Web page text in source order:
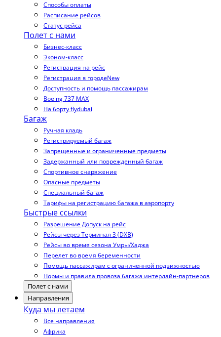
Способы оплаты
Расписание рейсов
Статус рейса
Полет с нами
Бизнес-класс
Эконом-класс
Регистрация на рейс
Регистрация в городеNew
Доступность и помощь пассажирам
Boeing 737 MAX
На борту flydubai
Багаж
Ручная кладь
Регистрируемый багаж
Запрещенные и ограниченные предметы
Задержанный или поврежденный багаж
Спортивное снаряжение
Опасные предметы
Специальный багаж
Тарифы на регистрацию багажа в аэропорту
Быстрые ссылки
Разрешение Допуск на рейс
Рейсы через Терминал 3 (DXB)
Рейсы во время сезона Умры/Хаджа
Перелет во время беременности
Помощь пассажирам с ограниченной подвижностью
Нормы и правила провоза багажа интерлайн-партнеров
Полет с нами
Направления
Куда мы летаем
Все направления
Африка